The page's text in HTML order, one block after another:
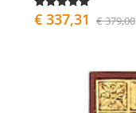
€ 337,31 € 379,00